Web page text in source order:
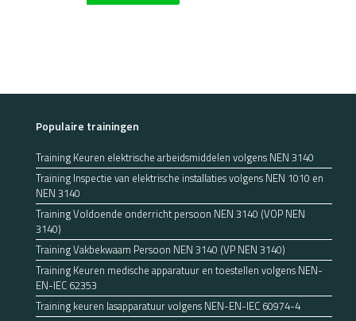
Populaire trainingen
Training Keuren elektrische arbeidsmiddelen volgens NEN 3140
Training Inspectie van elektrische installaties volgens NEN 1010 en
NEN 3140
Training Voldoende onderricht persoon NEN 3140 (VOP NEN
3140)
Training Vakbekwaam Persoon NEN 3140 (VP NEN 3140)
Training Keuren medische apparatuur en toestellen volgens NEN-
EN-IEC 62353
Training keuren lasapparatuur volgens NEN-EN-IEC 60974-4